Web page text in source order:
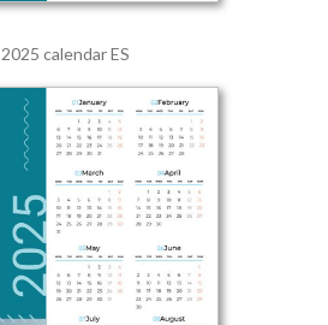
2025 calendar ES